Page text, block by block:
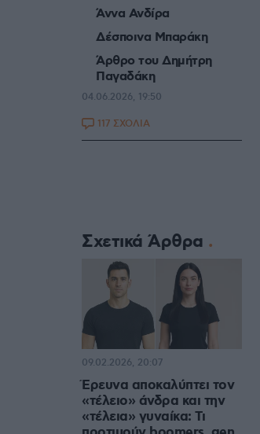
Άννα Ανδίρα
Δέσποινα Μπαράκη
Άρθρο του Δημήτρη
Παγαδάκη
04.06.2026, 19:50
117 ΣΧΟΛΙΑ
Σχετικά Άρθρα
Έρευνα αποκαλύπτει τον
«τέλειο» άνδρα και την
«τέλεια» γυναίκα: Τι
09.02.2026, 20:07